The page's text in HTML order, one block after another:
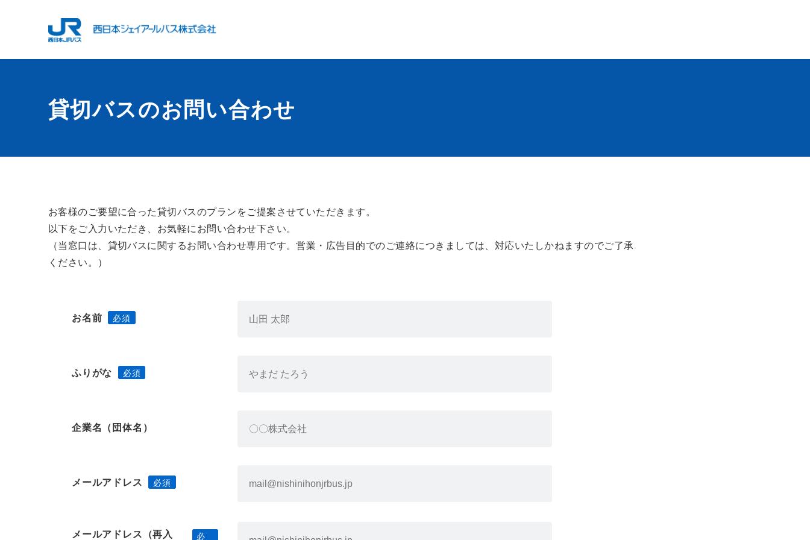
貸切バスのお問い合わせ
お客様のご要望に合った貸切バスのプランをご提案させていただきます。
以下をご入力いただき、お気軽にお問い合わせ下さい。
（当窓口は、貸切バスに関するお問い合わせ専用です。営業・広告目的でのご連絡につきましては、対応いたしかねますのでご了承
ください。）
お名前
ふりがな
企業名（団体名）
メールアドレス
メールアドレス（再入